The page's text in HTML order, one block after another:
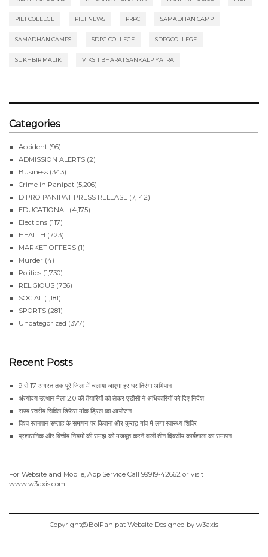
PIET COLLEGE PIET NEWS PRPC SAMADHAN CAMP
SAMADHAN CAMPS SDPG COLLEGE SDPGCOLLEGE
SUKHBIR MALIK VIKSIT BHARAT SANKALP YATRA
Categories
Accident (96)
ADMISSION ALERTS (2)
Business (343)
Crime in Panipat (5,206)
DIPRO PANIPAT PRESS RELEASE (7,142)
EDUCATIONAL (4,175)
Elections (117)
HEALTH (723)
MARKET OFFERS (1)
Murder (4)
Politics (1,730)
RELIGIOUS (736)
SOCIAL (1,181)
SPORTS (281)
Uncategorized (377)
Recent Posts
9 से 17 अगस्त तक पूरे जिला में चलाया जाएगा हर घर तिरंगा अभियान
अंत्योदय उत्थान मेला 2.0 की तैयारियों को लेकर एडीसी ने अधिकारियों को दिए निर्देश
राज्य स्तरीय सिविल डिफेंस मॉक ड्रिल का आयोजन
विश्व स्तनपान सप्ताह के समापन पर किवाना और कुराड़ गांव में लगा स्वास्थ्य शिविर
प्रशासनिक और वित्तीय नियमों की समझ को मजबूत करने वाली तीन दिवसीय कार्यशाला का समापन
For Website and Mobile, App Service Call 99919-42662 or visit
www.w3axis.com
Copyright@BolPanipat Website Designed by w3axis